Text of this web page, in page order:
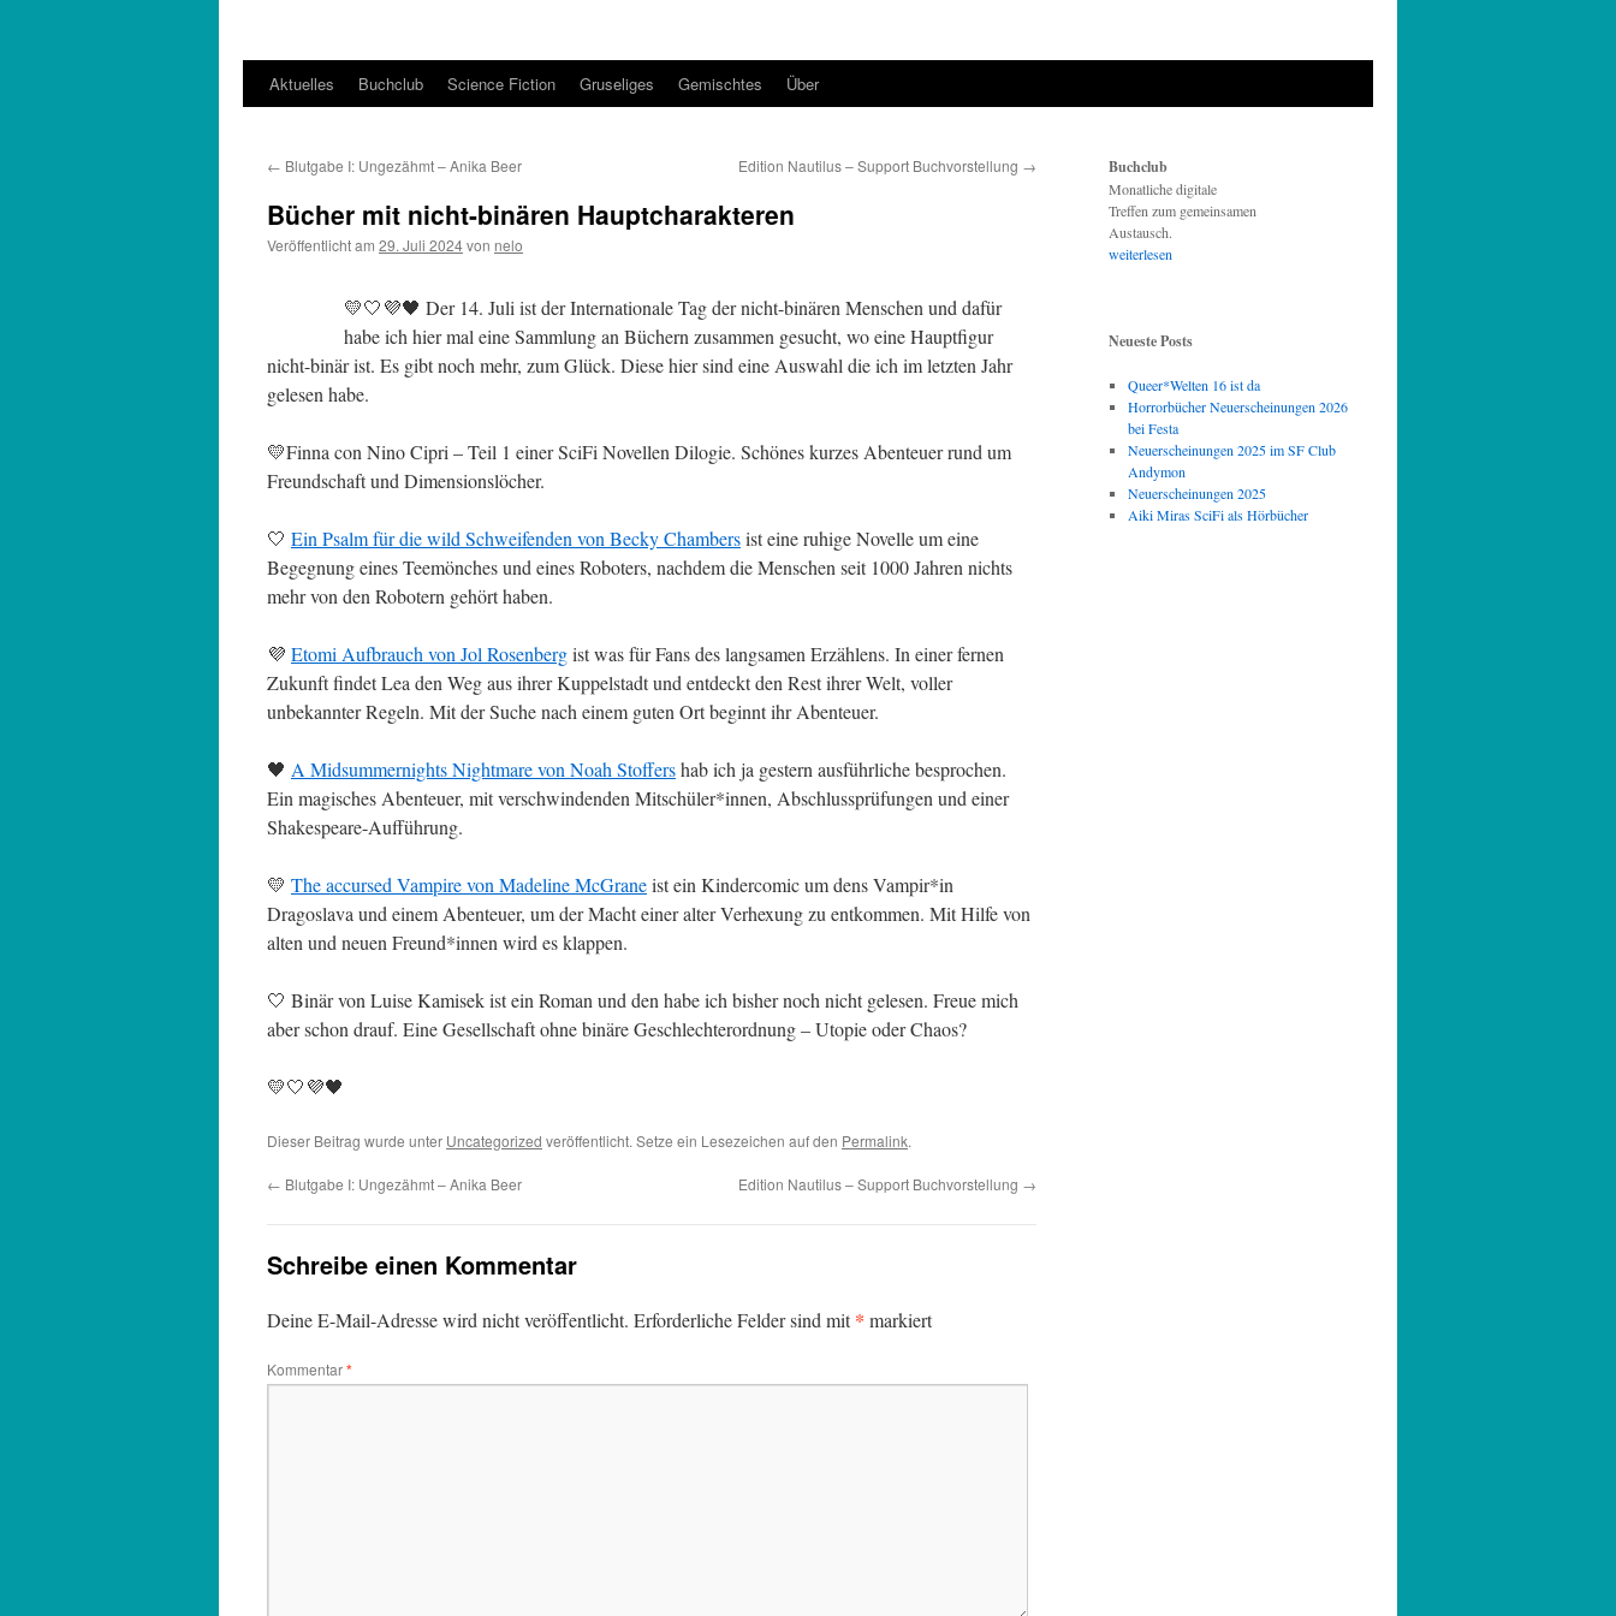
Aktuelles Buchclub Science Fiction Gruseliges Gemischtes Über
← Blutgabe I: Ungezähmt – Anika Beer Edition Nautilus – Support Buchvorstellung →
Bücher mit nicht-binären Hauptcharakteren
Veröffentlicht am 29. Juli 2024von nelo
💛🤍💜🖤 Der 14. Juli ist der Internationale Tag der nicht-binären Menschen und dafür
habe ich hier mal eine Sammlung an Büchern zusammen gesucht, wo eine Hauptfigur
nicht-binär ist. Es gibt noch mehr, zum Glück. Diese hier sind eine Auswahl die ich im letzten Jahr
gelesen habe.
💛Finna con Nino Cipri – Teil 1 einer SciFi Novellen Dilogie. Schönes kurzes Abenteuer rund um
Freundschaft und Dimensionslöcher.
🤍 Ein Psalm für die wild Schweifenden von Becky Chambersist eine ruhige Novelle um eine
Begegnung eines Teemönches und eines Roboters, nachdem die Menschen seit 1000 Jahren nichts
mehr von den Robotern gehört haben.
💜 Etomi Aufbrauch von Jol Rosenbergist was für Fans des langsamen Erzählens. In einer fernen
Zukunft findet Lea den Weg aus ihrer Kuppelstadt und entdeckt den Rest ihrer Welt, voller
unbekannter Regeln. Mit der Suche nach einem guten Ort beginnt ihr Abenteuer.
🖤 A Midsummernights Nightmare von Noah Stoffershab ich ja gestern ausführliche besprochen.
Ein magisches Abenteuer, mit verschwindenden Mitschüler*innen, Abschlussprüfungen und einer
Shakespeare-Aufführung.
💛 The accursed Vampire von Madeline McGraneist ein Kindercomic um dens Vampir*in
Dragoslava und einem Abenteuer, um der Macht einer alter Verhexung zu entkommen. Mit Hilfe von
alten und neuen Freund*innen wird es klappen.
🤍 Binär von Luise Kamisek ist ein Roman und den habe ich bisher noch nicht gelesen. Freue mich
aber schon drauf. Eine Gesellschaft ohne binäre Geschlechterordnung – Utopie oder Chaos?
💛🤍💜🖤
Dieser Beitrag wurde unter Uncategorized veröffentlicht. Setze ein Lesezeichen auf den Permalink.
← Blutgabe I: Ungezähmt – Anika Beer Edition Nautilus – Support Buchvorstellung →
Schreibe einen Kommentar
Deine E-Mail-Adresse wird nicht veröffentlicht. Erforderliche Felder sind mit* markiert
Kommentar*
Buchclub
Monatliche digitale
Treffen zum gemeinsamen
Austausch.
weiterlesen
Neueste Posts
Queer*Welten 16 ist da
Horrorbücher Neuerscheinungen 2026
bei Festa
Neuerscheinungen 2025 im SF Club
Andymon
Neuerscheinungen 2025
Aiki Miras SciFi als Hörbücher